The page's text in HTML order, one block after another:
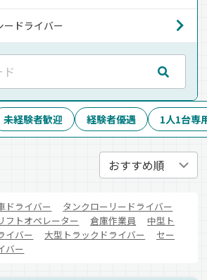
未経験者歓迎 経験者優遇 1人1台専
ドライバー
タンクローリードライバー
フトオペレーター
倉庫作業員
中型ト
イバー
大型トラックドライバー
セー
バー